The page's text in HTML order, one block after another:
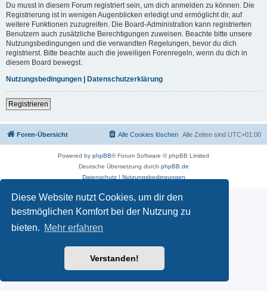
Diese Website nutzt Cookies, um dir den
bestmöglichen Komfort bei der Nutzung zu
bieten. Mehr erfahren
Verstanden!
Du musst in diesem Forum registriert sein, um dich anmelden zu können. Die
Registrierung ist in wenigen Augenblicken erledigt und ermöglicht dir, auf
weitere Funktionen zuzugreifen. Die Board-Administration kann registrierten
Benutzern auch zusätzliche Berechtigungen zuweisen. Beachte bitte unsere
Nutzungsbedingungen und die verwandten Regelungen, bevor du dich
registrierst. Bitte beachte auch die jeweiligen Forenregeln, wenn du dich in
diesem Board bewegst.
Nutzungsbedingungen | Datenschutzerklärung
Registrieren
Foren-Übersicht Alle Zeiten sind UTC+01:00
Alle Cookies löschen
Powered by phpBB® Forum Software © phpBB Limited
Deutsche Übersetzung durch phpBB.de
Datenschutz| Nutzungsbedingungen